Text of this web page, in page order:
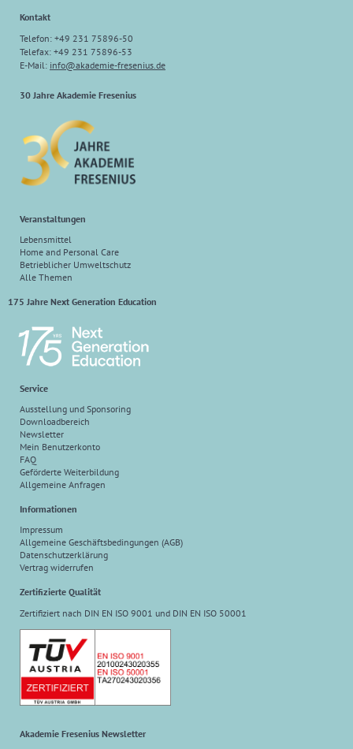
Kontakt
Telefon: +49 231 75896-50
Telefax: +49 231 75896-53
E-Mail: info@akademie-fresenius.de
30 Jahre Akademie Fresenius
Veranstaltungen
Lebensmittel
Home and Personal Care
Betrieblicher Umweltschutz
Alle Themen
175 Jahre Next Generation Education
Service
Ausstellung und Sponsoring
Downloadbereich
Newsletter
Mein Benutzerkonto
FAQ
Geförderte Weiterbildung
Allgemeine Anfragen
Informationen
Impressum
Allgemeine Geschäftsbedingungen (AGB)
Datenschutzerklärung
Vertrag widerrufen
Zertifizierte Qualität
Zertifiziert nach DIN EN ISO 9001 und DIN EN ISO 50001
Akademie Fresenius Newsletter